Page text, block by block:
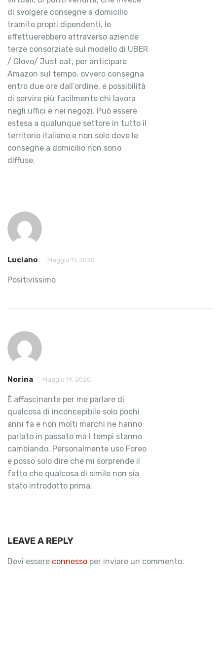
di svolgere consegne a domicilio
tramite propri dipendenti, le
effettuerebbero attraverso aziende
terze consorziate sul modello di UBER
/ Glovo/ Just eat, per anticipare
Amazon sul tempo, ovvero consegna
entro due ore dall’ordine, e possibilità
di servire più facilmente chi lavora
negli uffici e nei negozi. Può essere
estesa a qualunque settore in tutto il
territorio italiano e non solo dove le
consegne a domicilio non sono
diffuse.
Luciano Maggio 11, 2020
Positivissimo
Norina Maggio 19, 2020
È affascinante per me parlare di
qualcosa di inconcepibile solo pochi
anni fa e non molti marchi ne hanno
parlato in passato ma i tempi stanno
cambiando. Personalmente uso Foreo
e posso solo dire che mi sorprende il
fatto che qualcosa di simile non sia
stato introdotto prima.
LEAVE A REPLY
Devi essere connesso per inviare un commento.